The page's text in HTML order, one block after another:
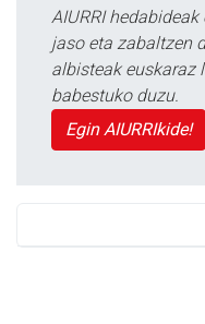
AIURRI
jaso eta zabaltzen
albisteak euskaraz
babestuko duzu.
Egin AIURRIkide!